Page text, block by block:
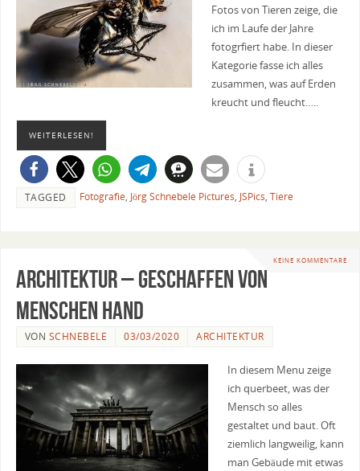
Fotos von Tieren zeige, die
ich im Laufe der Jahre
fotogrfiert habe. In dieser
Kategorie fasse ich alles
zusammen, was auf Erden
kreucht und fleucht…..
WEITERLESEN!
TAGGED Fotografie, Jörg Schnebele Pictures, JSPics, Tiere
KEINE KOMMENTARE
Architektur – geschaffen von
Menschen Hand
VON SCHNEBELE 03/03/2020 ARCHITEKTUR
In diesem Menu zeige
ich querbeet, was der
Mensch so alles
gestaltet und baut. Oft
ziemlich langweilig, kann
man Gebäude mit etwas